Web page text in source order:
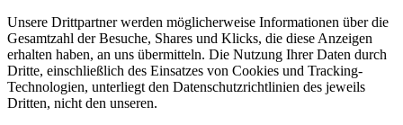
Unsere Drittpartner werden möglicherweise Informationen über die
Gesamtzahl der Besuche, Shares und Klicks, die diese Anzeigen
erhalten haben, an uns übermitteln. Die Nutzung Ihrer Daten durch
Dritte, einschließlich des Einsatzes von Cookies und Tracking-
Technologien, unterliegt den Datenschutzrichtlinien des jeweils
Dritten, nicht den unseren.